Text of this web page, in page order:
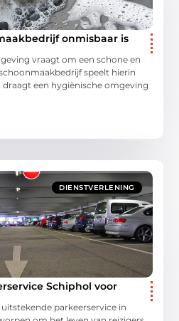
onmisbaar is
vraagt om een schone en
speelt hierin
draagt een hygiënische omgeving
DIENSTVERLENING
Schiphol voor
parkeerservice in